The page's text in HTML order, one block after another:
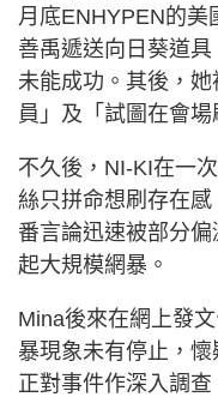
月底ENHYPEN的美
善禹遞送向日葵道
未能成功。其後，
員」及「試圖在會場
不久後，NI-KI在一
絲只拼命想刷存在
番言論迅速被部分
起大規模網暴。
Mina後來在網上發
暴現象未有停止，
正對事件作深入調查